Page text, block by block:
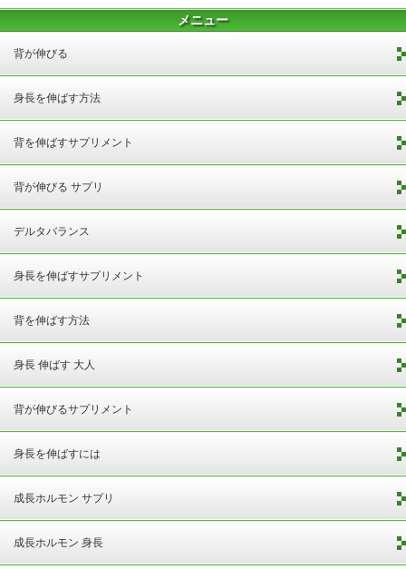
メニュー
背が伸びる
身長を伸ばす方法
背を伸ばすサプリメント
背が伸びる サプリ
デルタバランス
身長を伸ばすサプリメント
背を伸ばす方法
身長 伸ばす 大人
背が伸びるサプリメント
身長を伸ばすには
成長ホルモン サプリ
成長ホルモン 身長